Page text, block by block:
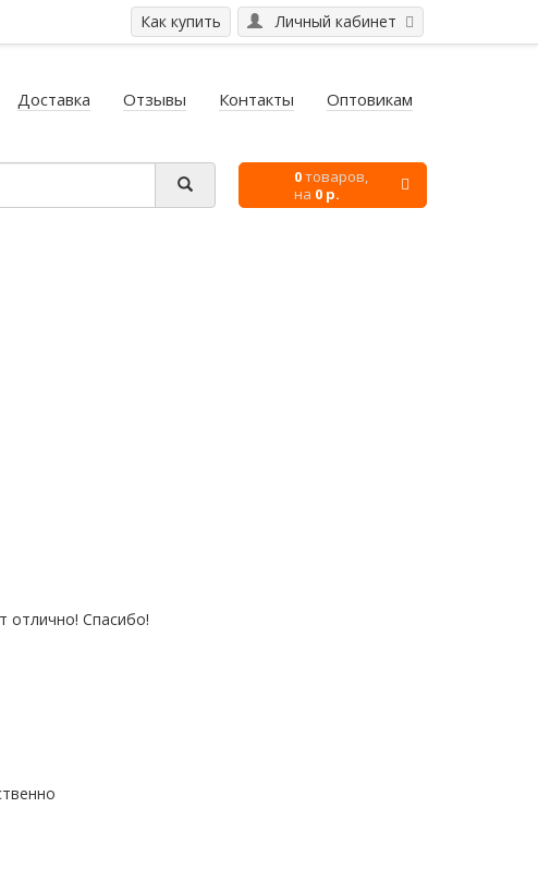
Личный кабинет
Как купить
Доставка Отзывы Контакты Оптовикам
0товаров,
на 0 р.
отлично! Спасибо!